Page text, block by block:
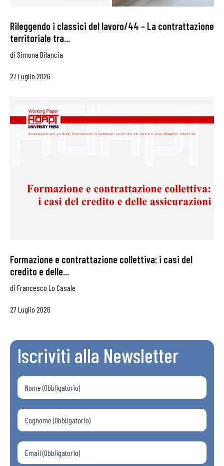
Rileggendo i classici del lavoro/44 – La contrattazione
territoriale tra...
di Simona Bilancia
27 Luglio 2026
Formazione e contrattazione collettiva: i casi del
credito e delle...
di Francesco Lo Casale
27 Luglio 2026
Iscriviti alla Newsletter